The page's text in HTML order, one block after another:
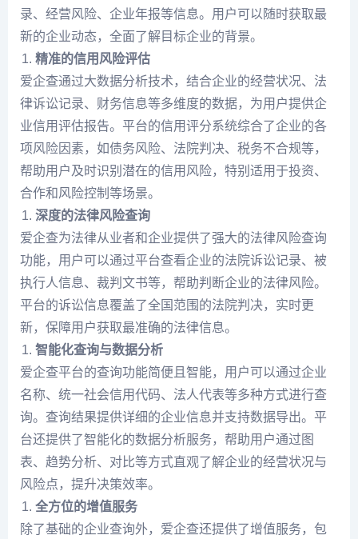
录、经营风险、企业年报等信息。用户可以随时获取最
新的企业动态，全面了解目标企业的背景。
精准的信用风险评估
爱企查通过大数据分析技术，结合企业的经营状况、法
律诉讼记录、财务信息等多维度的数据，为用户提供企
业信用评估报告。平台的信用评分系统综合了企业的各
项风险因素，如债务风险、法院判决、税务不合规等，
帮助用户及时识别潜在的信用风险，特别适用于投资、
合作和风险控制等场景。
深度的法律风险查询
爱企查为法律从业者和企业提供了强大的法律风险查询
功能，用户可以通过平台查看企业的法院诉讼记录、被
执行人信息、裁判文书等，帮助判断企业的法律风险。
平台的诉讼信息覆盖了全国范围的法院判决，实时更
新，保障用户获取最准确的法律信息。
智能化查询与数据分析
爱企查平台的查询功能简便且智能，用户可以通过企业
名称、统一社会信用代码、法人代表等多种方式进行查
询。查询结果提供详细的企业信息并支持数据导出。平
台还提供了智能化的数据分析服务，帮助用户通过图
表、趋势分析、对比等方式直观了解企业的经营状况与
风险点，提升决策效率。
全方位的增值服务
除了基础的企业查询外，爱企查还提供了增值服务，包